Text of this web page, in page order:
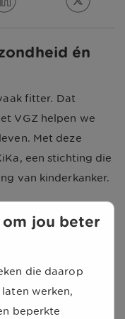
én
fitter. Dat
VGZ helpen we
Met deze
een stichting die
van kinderkanker.
aan KiKa. In totaal
aan de challenge
Om de challenge te
8.599 stappen
150.000 stappen
jou beter
die daarop
werken,
beperkte